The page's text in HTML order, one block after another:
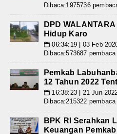
Dibaca:1975736
DPD
Hidup Karo
📅 06:34:19 | 03 Feb
Dibaca:573687 pembaca
Pemkab
12 Tahun 2022
📅 16:38:23 | 21 Jun
Dibaca:215322 pembaca
BPK RI Serahkan
Keuangan